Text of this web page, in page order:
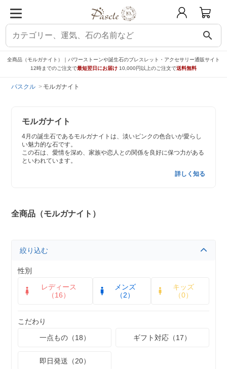
search
全商品（モルガナイト）｜パワーストーンや誕生石のブレスレット・アクセサリー通販サイト
12時までのご注文で最短翌日にお届け 10,000円以上のご注文で送料無料
パスクル モルガナイト
モルガナイト
4月の誕生石であるモルガナイトは、淡いピンクの色合いが愛らし
い魅力的な石です。
この石は、愛情を深め、家族や恋人との関係を良好に保つ力がある
といわれています。
詳しく知る
全商品（モルガナイト）
絞り込む
性別
レディース
（16）
メンズ
（2）
キッズ
（0）
こだわり
一点もの（18）
ギフト対応（17）
即日発送（20）